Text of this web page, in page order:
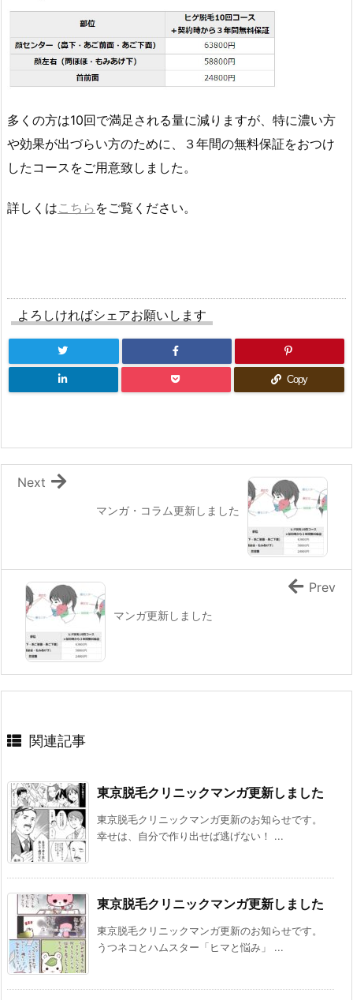
多くの方は10回で満足される量に減りますが、特に濃い方
や効果が出づらい方のために、３年間の無料保証をおつけ
したコースをご用意致しました。
詳しくはこちら をご覧ください。
よろしければシェアお願いします
Copy
マンガ・コラム更新しました
Next
マンガ更新しました
Prev
関連記事
東京脱毛クリニックマンガ更新しました
東京脱毛クリニックマンガ更新のお知らせです。
幸せは、自分で作り出せば逃げない！ ...
東京脱毛クリニックマンガ更新しました
東京脱毛クリニックマンガ更新のお知らせです。
うつネコとハムスター「ヒマと悩み」 ...